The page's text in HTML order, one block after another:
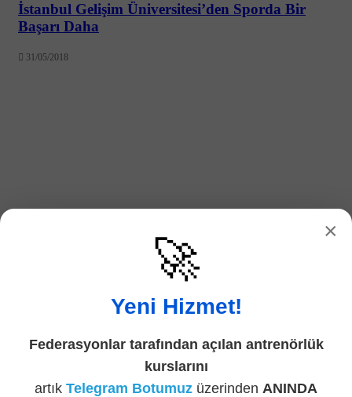
×
🚀
Yeni Hizmet!
Federasyonlar tarafından açılan antrenörlük
kurslarını
artık Telegram Botumuz üzerinden ANINDA
İstanbul Gelişim Üniversitesi’den Sporda Bir
Başarı Daha
31/05/2018
Üniversiteler Arası Plaj Futbolu Şampiyonu
İstanbul Gelişim Üniversitesi(İGÜ) Oldu!